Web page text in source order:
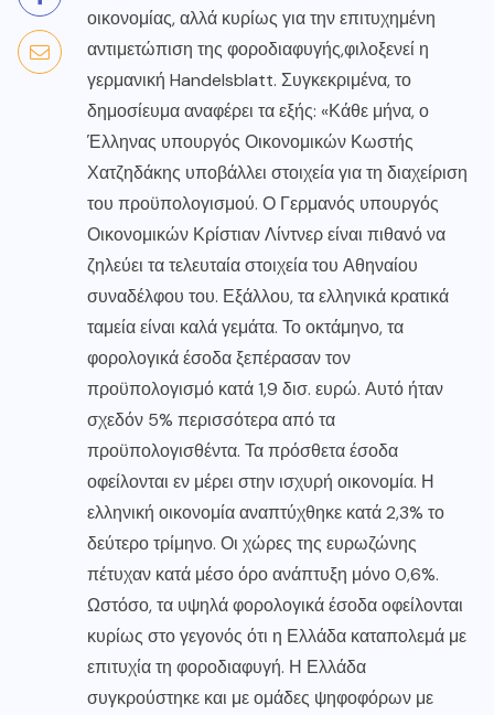
οικονομίας, αλλά κυρίως για την επιτυχημένη
αντιμετώπιση της φοροδιαφυγής,φιλοξενεί η
γερμανική Handelsblatt. Συγκεκριμένα, το
δημοσίευμα αναφέρει τα εξής: «Κάθε μήνα, ο
Έλληνας υπουργός Οικονομικών Κωστής
Χατζηδάκης υποβάλλει στοιχεία για τη διαχείριση
του προϋπολογισμού. Ο Γερμανός υπουργός
Οικονομικών Κρίστιαν Λίντνερ είναι πιθανό να
ζηλεύει τα τελευταία στοιχεία του Αθηναίου
συναδέλφου του. Εξάλλου, τα ελληνικά κρατικά
ταμεία είναι καλά γεμάτα. Το οκτάμηνο, τα
φορολογικά έσοδα ξεπέρασαν τον
προϋπολογισμό κατά 1,9 δισ. ευρώ. Αυτό ήταν
σχεδόν 5% περισσότερα από τα
προϋπολογισθέντα. Τα πρόσθετα έσοδα
οφείλονται εν μέρει στην ισχυρή οικονομία. Η
ελληνική οικονομία αναπτύχθηκε κατά 2,3% το
δεύτερο τρίμηνο. Οι χώρες της ευρωζώνης
πέτυχαν κατά μέσο όρο ανάπτυξη μόνο 0,6%.
Ωστόσο, τα υψηλά φορολογικά έσοδα οφείλονται
κυρίως στο γεγονός ότι η Ελλάδα καταπολεμά με
επιτυχία τη φοροδιαφυγή. Η Ελλάδα
συγκρούστηκε και με ομάδες ψηφοφόρων με